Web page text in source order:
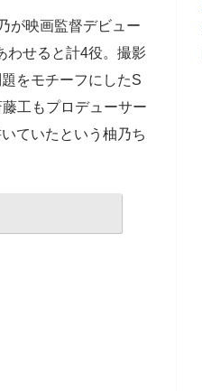
が映画監督デビュー
わせると計4役。撮影
をモチーフにしたS
工もプロデューサー
ていたという柚乃ち